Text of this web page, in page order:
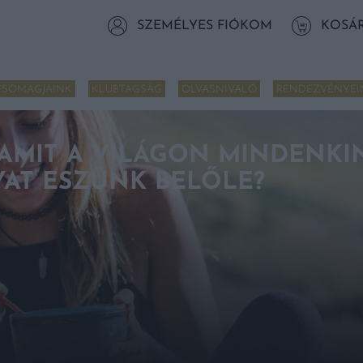
SZEMÉLYES FIÓKOM
KLUBTAGSÁG OLVASNIVALÓ
A VILÁGON
ESZÜNK BELŐLE?